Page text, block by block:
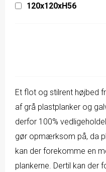
120x120xH56
Et flot og stilrent højbed
af grå plastplanker og
derfor 100%
gør opmærksom på, da
kan der forekomme en
plankerne. Dertil kan der